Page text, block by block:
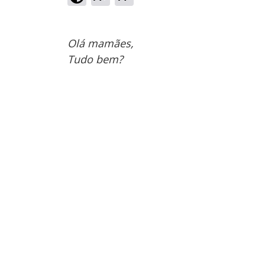
Olá mamães,
Tudo bem?